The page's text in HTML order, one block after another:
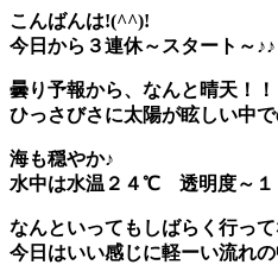
こんばんは!(^^)!
今日から３連休～スタート～♪♪
曇り予報から、なんと晴天！！
ひっさびさに太陽が眩しい中
海も穏やか♪
水中は水温２４℃ 透明度～１
なんといってもしばらく行っ
今日はいい感じに軽ーい流れ